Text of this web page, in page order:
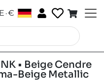
.€
• Beige Cendre
Beige Metallic